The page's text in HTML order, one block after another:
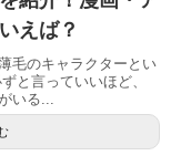
えば？
毛のキャラクターとい
と言っていいほど、
いる...